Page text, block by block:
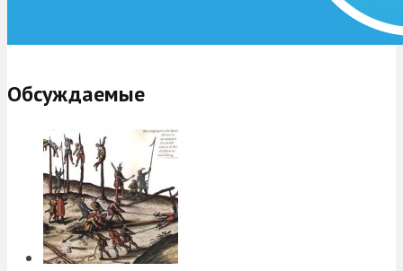
Обсуждаемые